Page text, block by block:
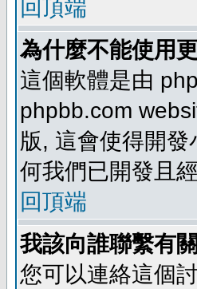
回頂端
為什麼不能使用
這個軟體是由
phpbb.com
版, 這會使得開
何我們已開發且
回頂端
我該向誰聯繫有
您可以連絡這個